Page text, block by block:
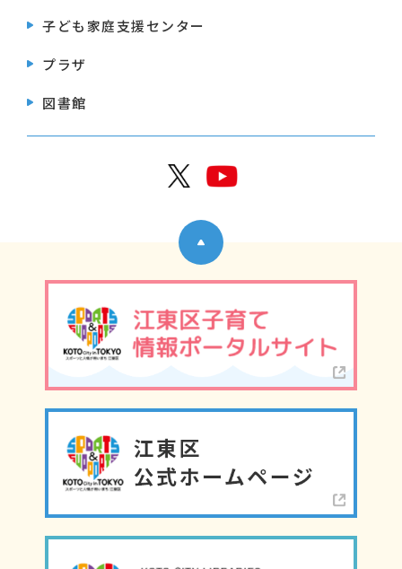
子ども家庭支援センター
プラザ
図書館